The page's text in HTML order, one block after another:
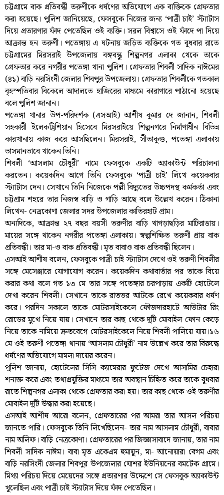
চট্টগ্রামে বাক প্রতিবন্ধী তরুণীকে ধর্ষণের অভিযোগে এক ব্যক্তিকে গ্রেফতার
করা হয়েছে। পুলিশ জানিয়েছে, ফেসবুকে নিজের জন্য ‘পাত্রী চাই’ স্ট্যাটাস
দিয়ে প্রতারণার ফাঁদ পেতেছিল ওই ব্যক্তি। সরল বিশ্বাসে ওই ফাঁদে পা দিয়ে
আক্রান্ত হন তরুণী। পতেঙ্গায় এ ঘটনায় জড়িত ব্যক্তিকে গত বুধবার রাতে
চট্টগ্রামের মিরসরাই উপজেলায় বঙ্গবন্ধু শিল্পনগর এলাকা থেকে তাকে
গ্রেফতার করে নগরীর পতেঙ্গা থানা পুলিশ। গ্রেফতার শিবলী সাদিক নাঈমের
(৪১) বাড়ি নরসিংদী জেলার শিবপুর উপজেলায়। গ্রেফতার শিবলীকে গতকাল
বৃহস্পতিবার বিকেলে আদালতে হাজিরের মাধ্যমে কারাগারে পাঠানো হয়েছে
বলে পুলিশ জানান।
পতেঙ্গা থানার উপ-পরিদর্শক (এসআই) আশীষ কুমার দে জানান, শিবলী
সহকারী ইলেকট্রিশিয়ান হিসেবে মিরসরাইয়ে শিল্পনগরে নির্মাণাধীন বিভিন্ন
কারখানায় কাজ করে আসছিলেন। মিরসরাই, সীতাকুণ্ড, পতেঙ্গা এলাকায়
ভাসমানভাবে থাকেন তিনি।
শিবলী ‘আসলাম চৌধুরী’ নামে ফেসবুকে একটি অ্যাকাউন্ট পরিচালনা
করতেন। কয়েকদিন আগে তিনি ফেসবুকে ‘পাত্রী চাই’ লিখে কয়েকবার
স্ট্যাটাস দেন। সেখানে তিনি নিজেকে পল্লী বিদ্যুতের উচ্চপদস্থ কর্মকর্তা এবং
চট্টগ্রাম শহরে তার নিজস্ব বাড়ি ও গাড়ি আছে বলে উল্লেখ করেন। ঠিকানা
লিখেন- নেত্রকোণা জেলার সদর উপজেলার কাতিরহাট গ্রাম।
অন্যদিকে, আক্রান্ত ২৭ বছর বয়সী তরুণীর বাড়ি খাগড়াছড়ির মাটিরাঙায়।
মায়ের সঙ্গে থাকেন নগরীর পতেঙ্গা এলাকায়। স্বল্পশিক্ষিত তরুণী প্রায় বাক
প্রতিবন্ধী। তার মা-ও বাক প্রতিবন্ধী। মৃত বাবাও বাক প্রতিবন্ধী ছিলেন।
এসআই আশীষ বলেন, ফেসবুকে পাত্রী চাই স্ট্যাটাস দেখে ওই তরুণী শিবলীর
সঙ্গে মেসেঞ্জারে যোগাযোগ করেন। কয়েকদিন কথাবার্তার পর তাকে বিয়ে
করার কথা বলে গত ১৩ মে তার সঙ্গে পতেঙ্গার চরপাড়ায় একটি হোটেলে
দেখা করেন শিবলী। সেখানে তাকে রাতভর আটকে রেখে কয়েকবার ধর্ষণ
করে। পরদিন সকালে তাকে মোটরসাইকেলে ফৌজদারহাটে আউটার রিং
রোডের মুখে নিয়ে যায়। সেখানে তার কাছ থেকে দুটি মোবাইল ফোন কেড়ে
নিয়ে তাকে নামিয়ে দ্রুতবেগে মোটরসাইকেলে নিয়ে শিবলী পালিয়ে যায়।১৬
মে ওই তরুণী পতেঙ্গা থানায় ‘আসলাম চৌধুরী’ নাম উল্লেখ করে তার বিরুদ্ধে
ধর্ষণের অভিযোগে মামলা দায়ের করেন।
পুলিশ জানায়, হোটেলের সিসি ক্যামেরার ফুটেজ দেখে আসামির চেহারা
শনাক্ত করে এবং তথ্যপ্রযুক্তির মাধ্যমে তার অবস্থান চিহ্নিত করে তাকে বুধবার
রাতে শিল্পনগর এলাকা থেকে গ্রেফতার করা হয়। তার কাছ থেকে ওই তরুণীর
মোবাইল দুটি উদ্ধার করা হয়েছে।
এসআই আশীষ আরো বলেন, গ্রেফতারের পর আমরা তার আসল পরিচয়
জানতে পারি। ফেসবুকে তিনি লিখেছিলেন- তার নাম আসলাম চৌধুরী, বাবার
নাম অলিফ। বাড়ি নেত্রকোণা। গ্রেফতারের পর জিজ্ঞাসাবাদে জানায়, তার নাম
শিবলী সাদিক নাঈম। বাবা মৃত একেএম হুমায়ুন, মা- আনোয়ারা বেগম এবং
বাড়ি নরসিংদী জেলার শিবপুর উপজেলার যোশর ইউনিয়নের বমটেক গ্রামে।
মিথ্যা পরিচয় দিয়ে মেয়েদের সঙ্গে প্রতারণার উদ্দেশে সে ফেসবুক অ্যাকাউন্ট
খুলেছিল এবং পাত্রী চাই স্ট্যাটাস দিয়ে ফাঁদ পেতেছিল।